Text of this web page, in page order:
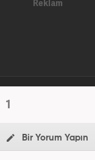
1
Bir Yorum Yapın